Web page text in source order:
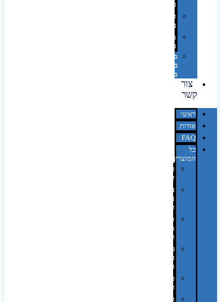
פרוצס
חריטה
בלייזר
מהו
פנטון?
מיתוג
באמצעות
מדבקות
צור
קשר
ראשי
אודות
FAQ
כל
המוצרים
טכנולוגיה
וגאדג'טים
פנאי,
נופש
ונסיעות
סביבת
משרד
ופרימיום
כלים,
פנסים
ורכב
טקסטיל
וחורף
תיקים